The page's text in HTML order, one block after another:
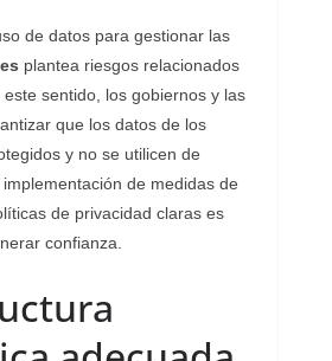
de datos para gestionar las
plantea riesgos relacionados
sentido, los gobiernos y las
que los datos de los
y no se utilicen de
de medidas de
de privacidad claras es
confianza.